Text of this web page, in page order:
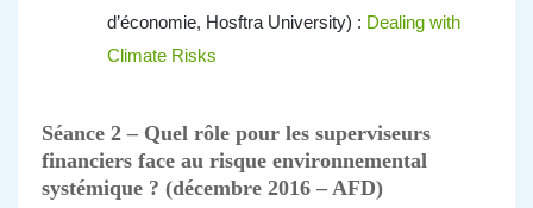
d’économie, Hosftra University) : Dealing with
Climate Risks
Séance 2 – Quel rôle pour les superviseurs
financiers face au risque environnemental
systémique ? (décembre 2016 – AFD)